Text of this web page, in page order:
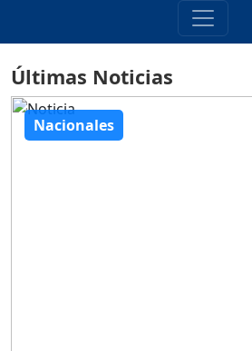
Últimas Noticias
Nacionales